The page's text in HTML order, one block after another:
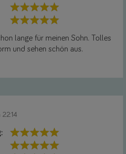
lange für meinen Sohn. Tolles
und sehen schön aus.